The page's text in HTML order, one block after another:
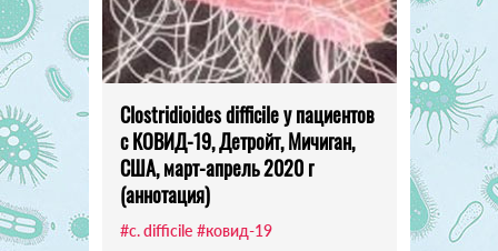
Clostridioides difficile у пациентов
с КОВИД-19, Детройт, Мичиган,
США, март-апрель 2020 г
(аннотация)
#c. difficile #ковид-19